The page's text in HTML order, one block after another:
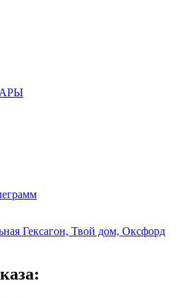
Гексагон, Твой дом, Оксфорд